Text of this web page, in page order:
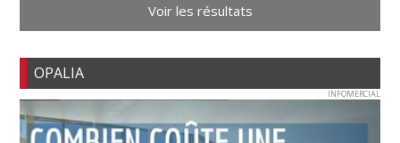
Voir les résultats
OPALIA
INFOMERCIAL